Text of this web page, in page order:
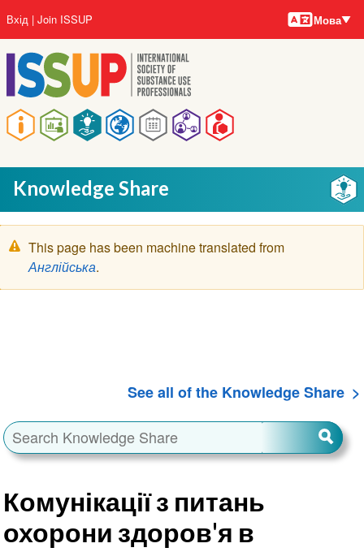
до
основного
вмісту
Main
navigation
User
account
menu
Вхід Join ISSUP Мови
Мова
Knowledge Share
Попереджувальне
повідомлення
This page has been machine translated from
Англійська.
See all of the Knowledge Share
Комунікації з питань
охорони здоров'я в